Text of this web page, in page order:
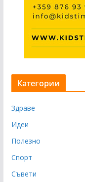
Категории
Здраве
Идеи
Полезно
Спорт
Съвети